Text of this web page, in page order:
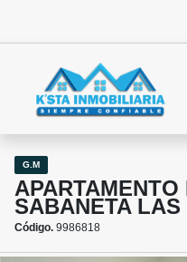
G.M
SABANETA LAS
Código. 9986818